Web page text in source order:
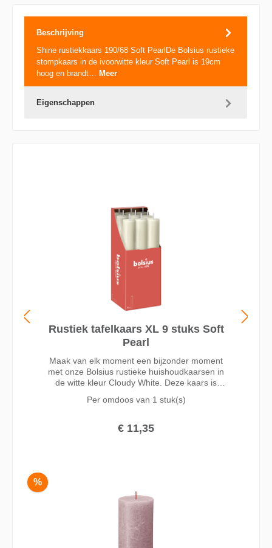
Beschrijving
Shine rustiekkaars 190/68 Soft PearlDe Bolsius rustieke
stompkaars in de ivoorwitte kleur Soft Pearl is 19cm
hoog en brandt… Meer
Eigenschappen
Rustiek tafelkaars XL 9 stuks Soft
Pearl
Maak van elk moment een bijzonder moment
met onze Bolsius rustieke huishoudkaarsen in
de witte kleur Cloudy White. Deze kaars is
wel 15 uur dankzij onze MaxAmbiance
unieke wax receptuur met een superdunne lont
warmte en sfeer in je huis.
Per omdoos van 1 stuk(s)
€ 11,35
%